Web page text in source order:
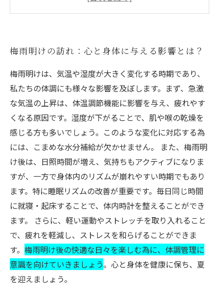
楽しむ
梅雨明け後の自分を知る：心身を整える為の実
践法
夏の健康維持に向けて：梅雨明け後の体調管理
のまとめ
梅雨明けの訪れ：心と身体に与える影響とは？
梅雨明けは、気温や湿度が大きく変化する時期であり、
私たちの体調にも様々な影響を及ぼします。まず、急激
な気温の上昇は、体温調節機能に影響を与え、疲れやす
くなる原因です。湿度が下がることで、肌や喉の乾燥を
感じる方も多いでしょう。このような変化に対応する為
には、こまめな水分補給が欠かせません。 また、梅雨明
け後は、日照時間が増え、気持ちもアクティブになりま
すが、一方で身体内のリズムが崩れやすい時期でもあり
ます。特に睡眠リズムの改善が重要です。毎日同じ時間
に就寝・起床することで、体内時計を整えることができ
ます。 さらに、軽い運動やストレッチを取り入れること
で、疲れを軽減し、ストレスを和らげることができま
す。 梅雨明け後の快適な日々を楽しむ為に、体調管理に
意識を向けていきましょう。心と身体を健康に保ち、夏
を迎えましょう。